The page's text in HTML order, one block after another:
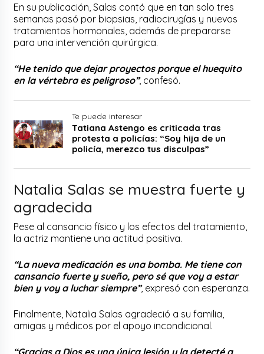
En su publicación, Salas contó que en tan solo tres
semanas pasó por biopsias, radiocirugías y nuevos
tratamientos hormonales, además de prepararse
para una intervención quirúrgica.
“He tenido que dejar proyectos porque el huequito
en la vértebra es peligroso”, confesó.
Te puede interesar
Tatiana Astengo es criticada tras
protesta a policías: “Soy hija de un
policía, merezco tus disculpas”
Natalia Salas se muestra fuerte y
agradecida
Pese al cansancio físico y los efectos del tratamiento,
la actriz mantiene una actitud positiva.
“La nueva medicación es una bomba. Me tiene con
cansancio fuerte y sueño, pero sé que voy a estar
bien y voy a luchar siempre”, expresó con esperanza.
Finalmente, Natalia Salas agradeció a su familia,
amigas y médicos por el apoyo incondicional.
“Gracias a Dios es una única lesión y la detecté a